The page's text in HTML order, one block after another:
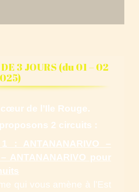
3 JOURS (du 01 – 02
de l’Ile Rouge.
2 circuits :
1 : ANTANANARIVO –
ANTANANARIVO pour
qui vous amène à l’Est